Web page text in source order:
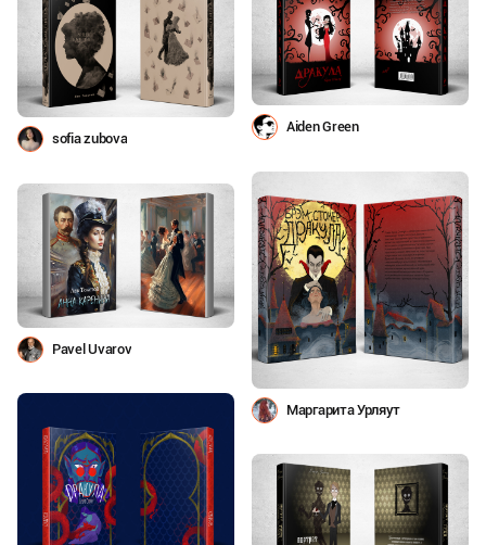
Aiden Green
sofia zubova
Маргарита Урляут
Pavel Uvarov